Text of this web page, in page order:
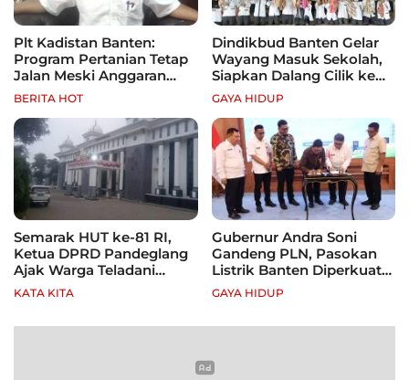
Plt Kadistan Banten:
Program Pertanian Tetap
Jalan Meski Anggaran
Terbatas, Fokus Jagung
hingga Tebu
BERITA HOT
Dindikbud Banten Gelar
Wayang Masuk Sekolah,
Siapkan Dalang Cilik ke
Festival Nasional
GAYA HIDUP
Semarak HUT ke-81 RI,
Ketua DPRD Pandeglang
Ajak Warga Teladani
Semangat Para Pahlawan
KATA KITA
Gubernur Andra Soni
Gandeng PLN, Pasokan
Listrik Banten Diperkuat
demi Genjot Investasi
GAYA HIDUP